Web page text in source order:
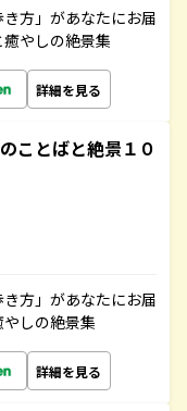
方」があなたにお届
やしの絶景集
詳細を見る
ことばと絶景１０
方」があなたにお届
しの絶景集
詳細を見る